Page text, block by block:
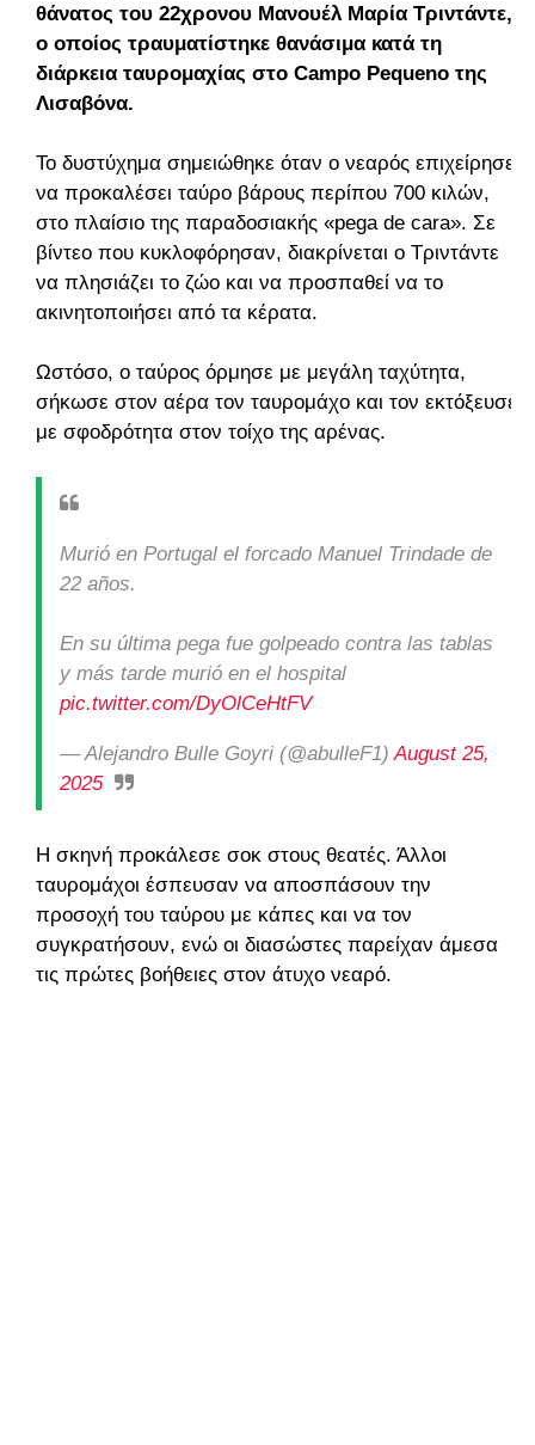
θάνατος του 22χρονου Μανουέλ Μαρία Τριντάντε,
ο οποίος τραυματίστηκε θανάσιμα κατά τη
διάρκεια ταυρομαχίας στο Campo Pequeno της
Λισαβόνα.
Το δυστύχημα σημειώθηκε όταν ο νεαρός επιχείρησε
να προκαλέσει ταύρο βάρους περίπου 700 κιλών,
στο πλαίσιο της παραδοσιακής «pega de cara». Σε
βίντεο που κυκλοφόρησαν, διακρίνεται ο Τριντάντε
να πλησιάζει το ζώο και να προσπαθεί να το
ακινητοποιήσει από τα κέρατα.
Ωστόσο, ο ταύρος όρμησε με μεγάλη ταχύτητα,
σήκωσε στον αέρα τον ταυρομάχο και τον εκτόξευσε
με σφοδρότητα στον τοίχο της αρένας.
Murió en Portugal el forcado Manuel Trindade de
22 años.
En su última pega fue golpeado contra las tablas
y más tarde murió en el hospital
pic.twitter.com/DyOlCeHtFV
— Alejandro Bulle Goyri (@abulleF1) August 25,
2025
Η σκηνή προκάλεσε σοκ στους θεατές. Άλλοι
ταυρομάχοι έσπευσαν να αποσπάσουν την
προσοχή του ταύρου με κάπες και να τον
συγκρατήσουν, ενώ οι διασώστες παρείχαν άμεσα
τις πρώτες βοήθειες στον άτυχο νεαρό.